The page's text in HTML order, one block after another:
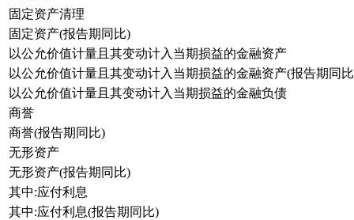
固定资产清理
固定资产(报告期同比)
以公允价值计量且其变动计入当期损益的金融资产
以公允价值计量且其变动计入当期损益的金融资产(报告期同
以公允价值计量且其变动计入当期损益的金融负债
商誉
商誉(报告期同比)
无形资产
无形资产(报告期同比)
其中:应付利息
其中:应付利息(报告期同比)